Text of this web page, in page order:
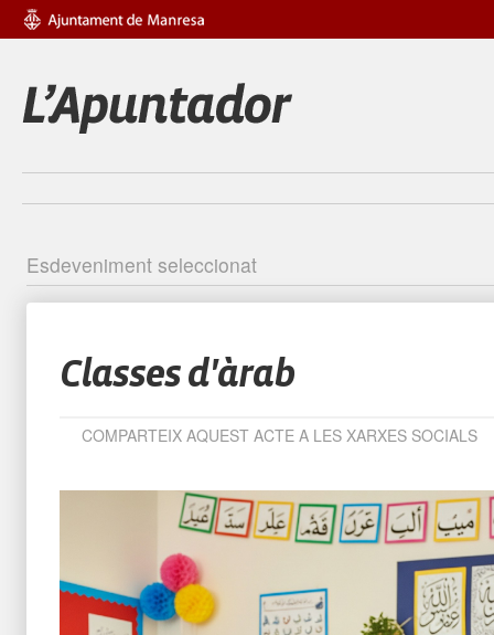
Esdeveniment seleccionat
Classes d'àrab
COMPARTEIX AQUEST ACTE A LES XARXES SOCIALS